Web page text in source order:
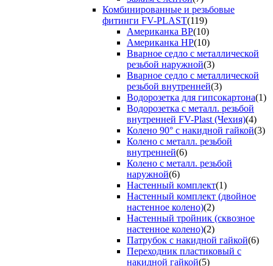
Комбинированные и резьбовые
фитинги FV-PLAST(119)
Американка ВР(10)
Американка НР(10)
Вварное седло с металлической
резьбой наружной(3)
Вварное седло с металлической
резьбой внутренней(3)
Водорозетка для гипсокартона(1)
Водорозетка с металл. резьбой
внутренней FV-Plast (Чехия)(4)
Колено 90° с накидной гайкой(3)
Колено с металл. резьбой
внутренней(6)
Колено с металл. резьбой
наружной(6)
Настенный комплект(1)
Настенный комплект (двойное
настенное колено)(2)
Настенный тройник (сквозное
настенное колено)(2)
Патрубок с накидной гайкой(6)
Переходник пластиковый с
накидной гайкой(5)